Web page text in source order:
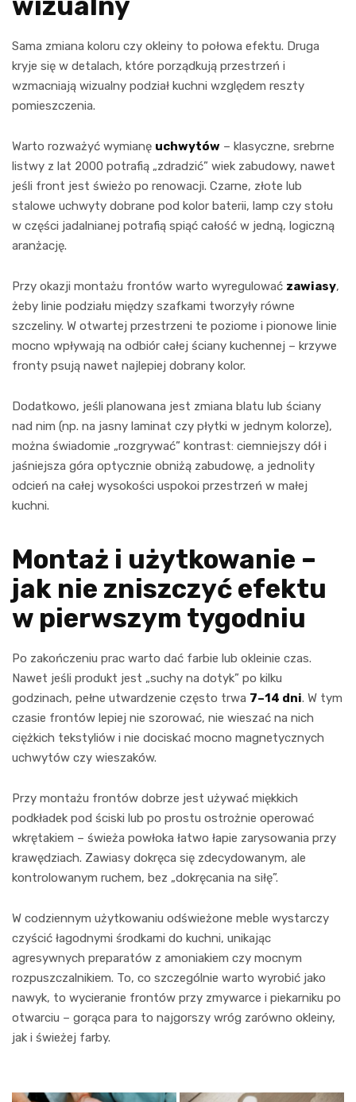
Sama zmiana koloru czy okleiny to połowa efektu. Druga
kryje się w detalach, które porządkują przestrzeń i
wzmacniają wizualny podział kuchni względem reszty
pomieszczenia.
Warto rozważyć wymianę uchwytów – klasyczne, srebrne
listwy z lat 2000 potrafią „zdradzić” wiek zabudowy, nawet
jeśli front jest świeżo po renowacji. Czarne, złote lub
stalowe uchwyty dobrane pod kolor baterii, lamp czy stołu
w części jadalnianej potrafią spiąć całość w jedną, logiczną
aranżację.
Przy okazji montażu frontów warto wyregulować zawiasy,
żeby linie podziału między szafkami tworzyły równe
szczeliny. W otwartej przestrzeni te poziome i pionowe linie
mocno wpływają na odbiór całej ściany kuchennej – krzywe
fronty psują nawet najlepiej dobrany kolor.
Dodatkowo, jeśli planowana jest zmiana blatu lub ściany
nad nim (np. na jasny laminat czy płytki w jednym kolorze),
można świadomie „rozgrywać” kontrast: ciemniejszy dół i
jaśniejsza góra optycznie obniżą zabudowę, a jednolity
odcień na całej wysokości uspokoi przestrzeń w małej
kuchni.
Montaż i użytkowanie –
jak nie zniszczyć efektu
w pierwszym tygodniu
Po zakończeniu prac warto dać farbie lub okleinie czas.
Nawet jeśli produkt jest „suchy na dotyk” po kilku
godzinach, pełne utwardzenie często trwa 7–14 dni. W tym
czasie frontów lepiej nie szorować, nie wieszać na nich
ciężkich tekstyliów i nie dociskać mocno magnetycznych
uchwytów czy wieszaków.
Przy montażu frontów dobrze jest używać miękkich
podkładek pod ściski lub po prostu ostrożnie operować
wkrętakiem – świeża powłoka łatwo łapie zarysowania przy
krawędziach. Zawiasy dokręca się zdecydowanym, ale
kontrolowanym ruchem, bez „dokręcania na siłę”.
W codziennym użytkowaniu odświeżone meble wystarczy
czyścić łagodnymi środkami do kuchni, unikając
agresywnych preparatów z amoniakiem czy mocnym
rozpuszczalnikiem. To, co szczególnie warto wyrobić jako
nawyk, to wycieranie frontów przy zmywarce i piekarniku po
otwarciu – gorąca para to najgorszy wróg zarówno okleiny,
jak i świeżej farby.